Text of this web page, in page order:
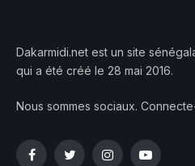
Dakarmidi.net est un site
qui a été créé le 28 mai 2016.
Nous sommes sociaux.
FacebookTwitterInstagramYouTube